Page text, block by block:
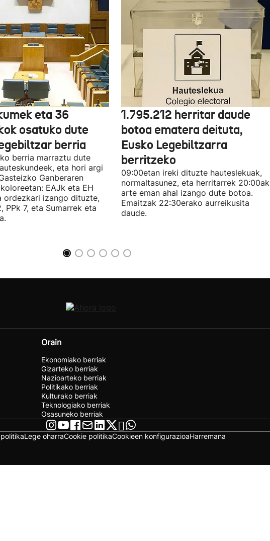
eta 36
osatuko dute
berria
berria marraztu dute
eta hori argi
Ganberaren
EAJk eta EH
ordezkari izango dituzte,
PPk 7, eta Sumarrek eta
1.795.212 herritar daude
botoa ematera deituta,
Eusko Legebiltzarra
berritzeko
09:00etan ireki dituzte hauteslekuak,
normaltasunez, eta herritarrek 20:00ak
arte eman ahal izango dute botoa.
Emaitzak 22:30erako aurreikusita
daude.
Orain
Ekonomiako berriak
Gizarteko berriak
Nazioarteko berriak
Politikako berriak
Kulturako berriak
Teknologiako berriak
Osasuneko berriak
Lege oharraCookie politikaCookieen konfigurazioaHarremana